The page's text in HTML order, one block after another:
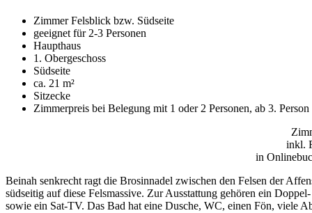
Zimmer Felsblick bzw. Südseite
geeignet für 2-3 Personen
Haupthaus
1. Obergeschoss
Südseite
ca. 21 m²
Sitzecke
Zimmerpreis bei Belegung mit 1 oder 2 Personen, ab 3.
inkl.
in
Beinah senkrecht ragt die Brosinnadel zwischen den Felsen der
südseitig auf diese Felsmassive. Zur Ausstattung gehören ein
sowie ein Sat-TV. Das Bad hat eine Dusche, WC, einen Fön, viele